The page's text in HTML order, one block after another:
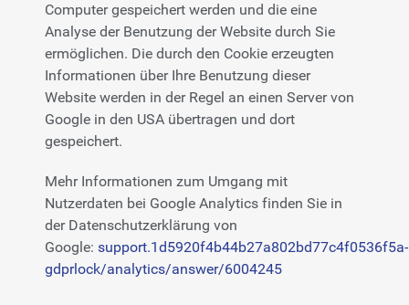
Computer gespeichert werden und die eine
Analyse der Benutzung der Website durch Sie
ermöglichen. Die durch den Cookie erzeugten
Informationen über Ihre Benutzung dieser
Website werden in der Regel an einen Server von
Google in den USA übertragen und dort
gespeichert.
Mehr Informationen zum Umgang mit
Nutzerdaten bei Google Analytics finden Sie in
der Datenschutzerklärung von
Google: support.1d5920f4b44b27a802bd77c4f0536f5a-
gdprlock/analytics/answer/6004245